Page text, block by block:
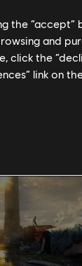
the
and
click the
link on